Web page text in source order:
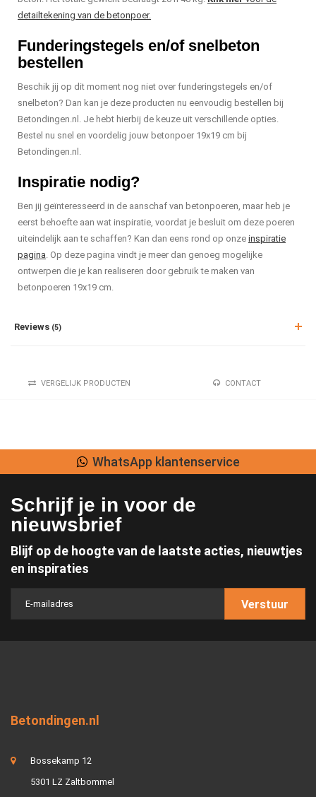
detailtekening van de betonpoer.
Funderingstegels en/of snelbeton
bestellen
Beschik jij op dit moment nog niet over funderingstegels en/of
snelbeton? Dan kan je deze producten nu eenvoudig bestellen bij
Betondingen.nl. Je hebt hierbij de keuze uit verschillende opties.
Bestel nu snel en voordelig jouw betonpoer 19x19 cm bij
Betondingen.nl.
Inspiratie nodig?
Ben jij geïnteresseerd in de aanschaf van betonpoeren, maar heb je
eerst behoefte aan wat inspiratie, voordat je besluit om deze poeren
uiteindelijk aan te schaffen? Kan dan eens rond op onze inspiratie
pagina. Op deze pagina vindt je meer dan genoeg mogelijke
ontwerpen die je kan realiseren door gebruik te maken van
betonpoeren 19x19 cm.
Reviews (5)
VERGELIJK PRODUCTEN CONTACT
Lage verzendkosten
Schrijf je in voor de
nieuwsbrief
Blijf op de hoogte van de laatste acties, nieuwtjes
en inspiraties
Verstuur
Betondingen.nl
Bossekamp 12
5301 LZ Zaltbommel